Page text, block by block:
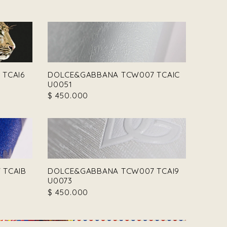
DOLCE&GABBANA TCW007 TCAIC
U0051
$ 450.000
DOLCE&GABBANA TCW007 TCAI9
U0073
$ 450.000